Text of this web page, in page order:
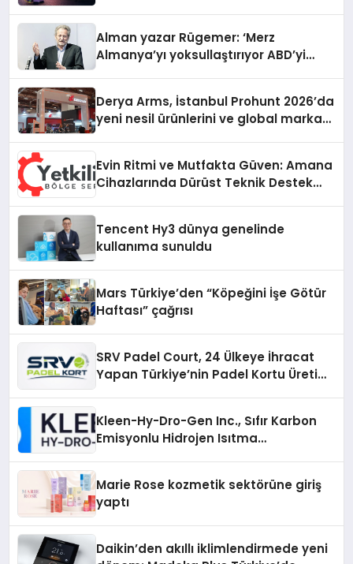
Alman yazar Rügemer: ‘Merz
Almanya’yı yoksullaştırıyor ABD’yi
Derya Arms, İstanbul Prohunt 2026’da
yeni nesil ürünlerini ve global marka
Evin Ritmi ve Mutfakta Güven: Amana
Cihazlarında Dürüst Teknik Destek
Tencent Hy3 dünya genelinde
kullanıma sunuldu
Mars Türkiye’den “Köpeğini İşe Götür
Haftası” çağrısı
SRV Padel Court, 24 Ülkeye İhracat
Yapan Türkiye’nin Padel Kortu Üretim
Kleen-Hy-Dro-Gen Inc., Sıfır Karbon
Emisyonlu Hidrojen Isıtma
Marie Rose kozmetik sektörüne giriş
yaptı
Daikin’den akıllı iklimlendirmede yeni